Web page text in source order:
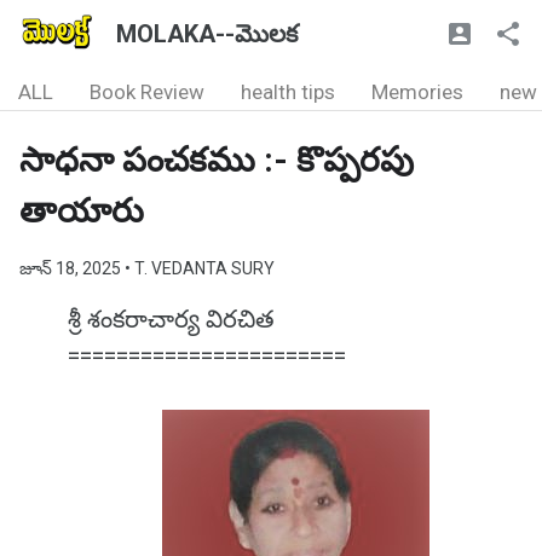
MOLAKA--మొలక
ALL Book Review health tips Memories new
సాధనా పంచకము :- కొప్పరపు
తాయారు
జూన్ 18, 2025 • T. VEDANTA SURY
శ్రీ శంకరాచార్య విరచిత
=======================